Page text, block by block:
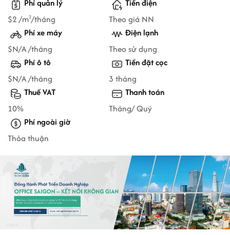
Phí quản lý
$2 /m2/tháng
Tiền điện
Theo giá NN
Phí xe máy
$N/A /tháng
Điện lạnh
Theo sử dụng
Phí ô tô
$N/A /tháng
Tiền đặt cọc
3 tháng
Thuế VAT
10%
Thanh toán
Tháng/ Quý
Phí ngoài giờ
Thỏa thuận